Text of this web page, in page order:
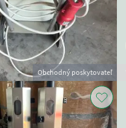
Obchodný poskytovateľ